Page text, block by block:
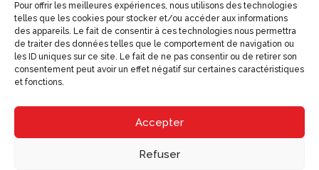
Pour offrir les meilleures expériences, nous utilisons des technologies
telles que les cookies pour stocker et/ou accéder aux informations
des appareils. Le fait de consentir à ces technologies nous permettra
de traiter des données telles que le comportement de navigation ou
les ID uniques sur ce site. Le fait de ne pas consentir ou de retirer son
consentement peut avoir un effet négatif sur certaines caractéristiques
et fonctions.
Accepter
Refuser
Tél : 02 79 02 77 20
9h - 12h30 et 14h - 18h
(hors week-ends et jours fériés)
contact@qrm.fr